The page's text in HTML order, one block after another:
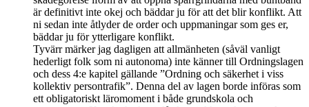
är definitivt inte okej och bäddar ju för att det blir konflikt. Att
ni sedan inte åtlyder de order och uppmaningar som ges er,
bäddar ju för ytterligare konflikt.
Tyvärr märker jag dagligen att allmänheten (såväl vanligt
hederligt folk som ni autonoma) inte känner till Ordningslagen
och dess 4:e kapitel gällande ”Ordning och säkerhet i viss
kollektiv persontrafik”. Denna del av lagen borde införas som
ett obligatoriskt läromoment i både grundskola och